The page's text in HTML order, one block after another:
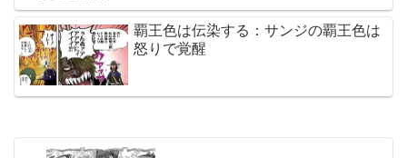
覇王色は伝染する：サンジの覇王色は
怒りで覚醒